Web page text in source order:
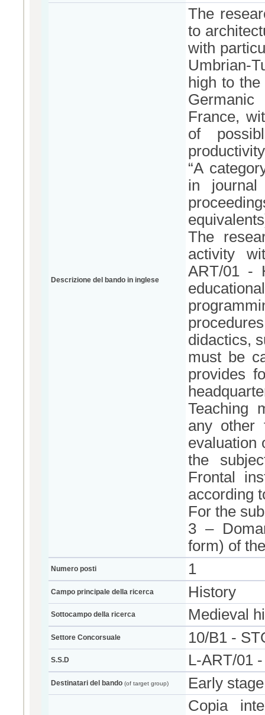
Descrizione del bando in inglese
The
to
with
Umbrian-
high to
France,
of
“A
in journal
The
activity
ART/01 -
didactics,
must be
provides
Teaching
any other
evaluation
the
Frontal
according
For the
3 –
form) of
Numero posti 1
Campo principale della ricerca History
Sottocampo della ricerca Medieval
Settore Concorsuale 10/B1 -
S.S.D L-ART/01
Destinatari del bando (of target group)
Early
Copia